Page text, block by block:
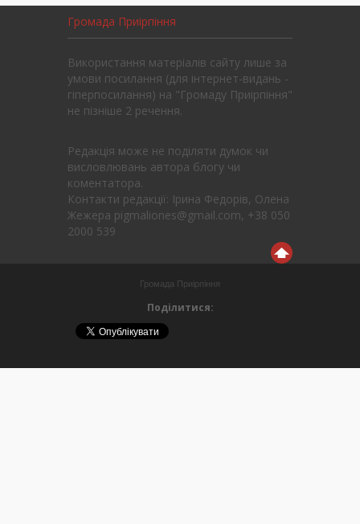
Громада Приірпіння
Використання матеріалів сайту лише за
умови посилання (для інтернет-видань -
гіперпосилання) на "Громаду Приірпіння"
не пізніше 2 речення.
Редакція може не поділяти думок чи
висловлювань автора блогу чи
коментатора.
Контакти редакції: Ірина Федорів, Олена
Жежера pigmaliones@gmail.com, +38 050
2000 539
Громада Приірпіння
Поділитися: